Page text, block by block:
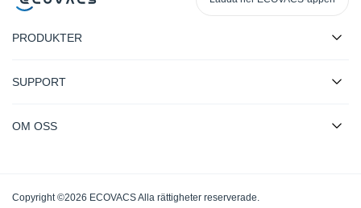
PRODUKTER
SUPPORT
OM OSS
Copyright ©2026 ECOVACS Alla rättigheter reserverade.